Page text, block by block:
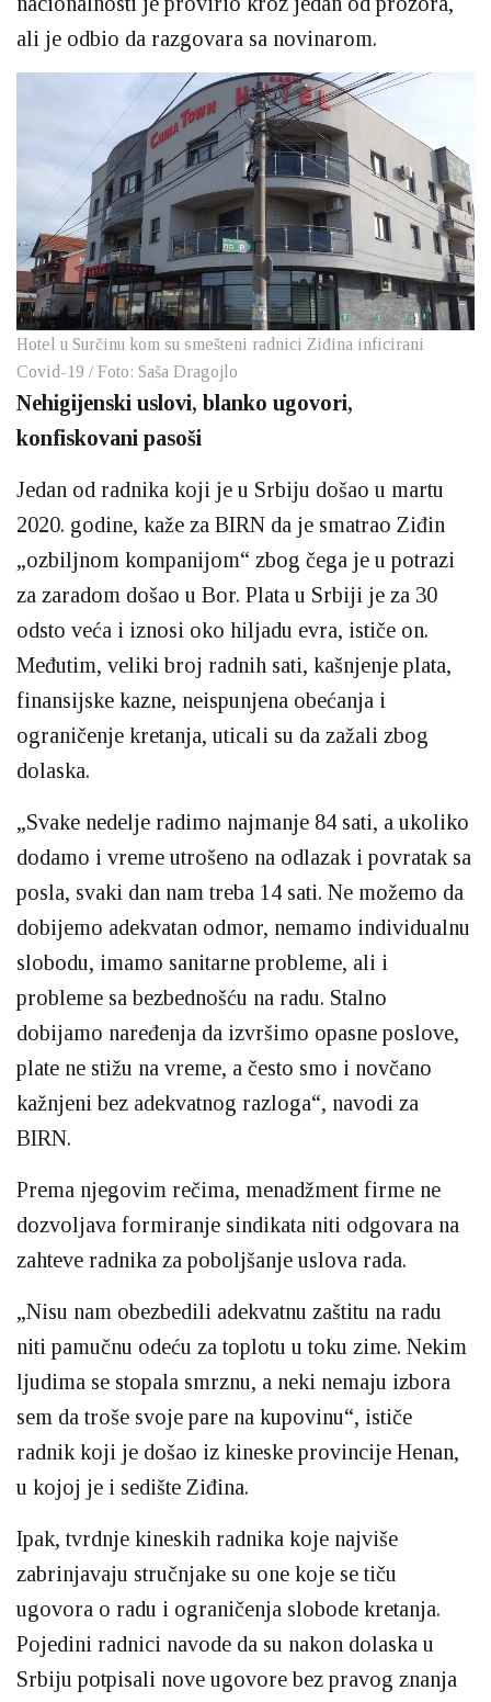
ali je odbio da razgovara sa novinarom.
Hotel u Surčinu kom su smešteni radnici Ziđina inficirani
Covid-19 / Foto: Saša Dragojlo
Nehigijenski uslovi, blanko ugovori,
konfiskovani pasoši
Jedan od radnika koji je u Srbiju došao u martu
2020. godine, kaže za BIRN da je smatrao Ziđin
„ozbiljnom kompanijom“ zbog čega je u potrazi
za zaradom došao u Bor. Plata u Srbiji je za 30
odsto veća i iznosi oko hiljadu evra, ističe on.
Međutim, veliki broj radnih sati, kašnjenje plata,
finansijske kazne, neispunjena obećanja i
ograničenje kretanja, uticali su da zažali zbog
dolaska.
„Svake nedelje radimo najmanje 84 sati, a ukoliko
dodamo i vreme utrošeno na odlazak i povratak sa
posla, svaki dan nam treba 14 sati. Ne možemo da
dobijemo adekvatan odmor, nemamo individualnu
slobodu, imamo sanitarne probleme, ali i
probleme sa bezbednošću na radu. Stalno
dobijamo naređenja da izvršimo opasne poslove,
plate ne stižu na vreme, a često smo i novčano
kažnjeni bez adekvatnog razloga“, navodi za
BIRN.
Prema njegovim rečima, menadžment firme ne
dozvoljava formiranje sindikata niti odgovara na
zahteve radnika za poboljšanje uslova rada.
„Nisu nam obezbedili adekvatnu zaštitu na radu
niti pamučnu odeću za toplotu u toku zime. Nekim
ljudima se stopala smrznu, a neki nemaju izbora
sem da troše svoje pare na kupovinu“, ističe
radnik koji je došao iz kineske provincije Henan,
u kojoj je i sedište Ziđina.
Ipak, tvrdnje kineskih radnika koje najviše
zabrinjavaju stručnjake su one koje se tiču
ugovora o radu i ograničenja slobode kretanja.
Pojedini radnici navode da su nakon dolaska u
Srbiju potpisali nove ugovore bez pravog znanja